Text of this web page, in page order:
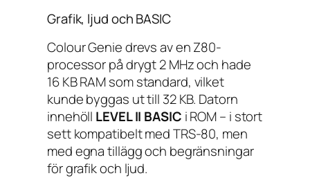
Grafik, ljud och BASIC
Colour Genie drevs av en Z80-
processor på drygt 2 MHz och hade
16 KB RAM som standard, vilket
kunde byggas ut till 32 KB. Datorn
innehöll LEVEL II BASIC i ROM – i stort
sett kompatibelt med TRS-80, men
med egna tillägg och begränsningar
för grafik och ljud.